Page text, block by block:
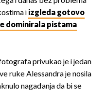
i izgleda gotovo
dominirala pistama
privukao je i jedan
ruke Alessandra je nosila
nagađanja da bi se